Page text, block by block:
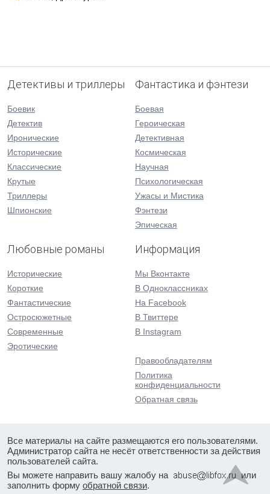
Детективы и триллеры
Боевик
Детектив
Иронические
Исторические
Классические
Крутые
Триллеры
Шпионские
Фантастика и фэнтези
Боевая
Героическая
Детективная
Космическая
Научная
Психологическая
Ужасы и Мистика
Фэнтези
Эпическая
Любовные романы
Исторические
Короткие
Фантастические
Остросюжетные
Современные
Эротические
Информация
Мы Вконтакте
В Одноклассниках
На Facebook
В Твиттере
В Instagram
Правообладателям
Политика
конфиденциальности
Обратная связь
Все материалы на сайте размещаются его пользователями.
Администратор сайта не несёт ответственности за действия
пользователей сайта.
Вы можете направить вашу жалобу на
или
заполнить форму обратной связи.